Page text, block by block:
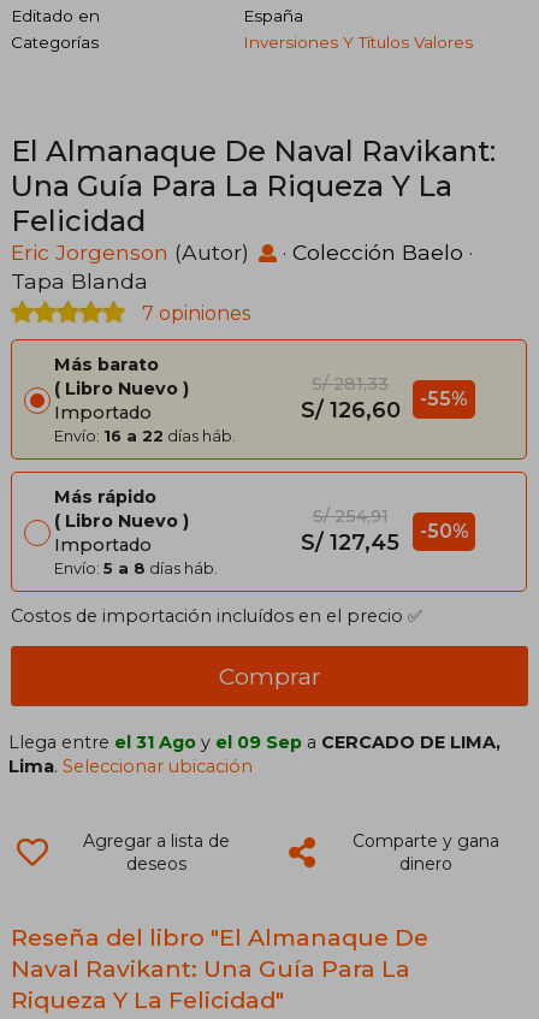
Editado en
España
Categorías
Inversiones Y Títulos Valores
El Almanaque De Naval Ravikant:
Una Guía Para La Riqueza Y La
Felicidad
Eric Jorgenson (Autor) · Colección Baelo ·
Tapa Blanda
7 opiniones
Más barato
Libro Nuevo
Importado
Envío: 16 a 22 días háb.
S/ 281,33
S/ 126,60 -55%
Más rápido
Libro Nuevo
Importado
Envío: 5 a 8 días háb.
S/ 254,91
S/ 127,45 -50%
Costos de importación incluídos en el precio ✅
Comprar
Llega entre el 31 Ago y el 09 Sep a CERCADO DE LIMA,
Lima.Seleccionar ubicación
Agregar a lista de
deseos
Comparte y gana
dinero
Reseña del libro "El Almanaque De
Naval Ravikant: Una Guía Para La
Riqueza Y La Felicidad"